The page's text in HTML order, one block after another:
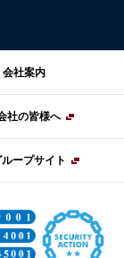
会社案内
社の皆様へ
ープサイト